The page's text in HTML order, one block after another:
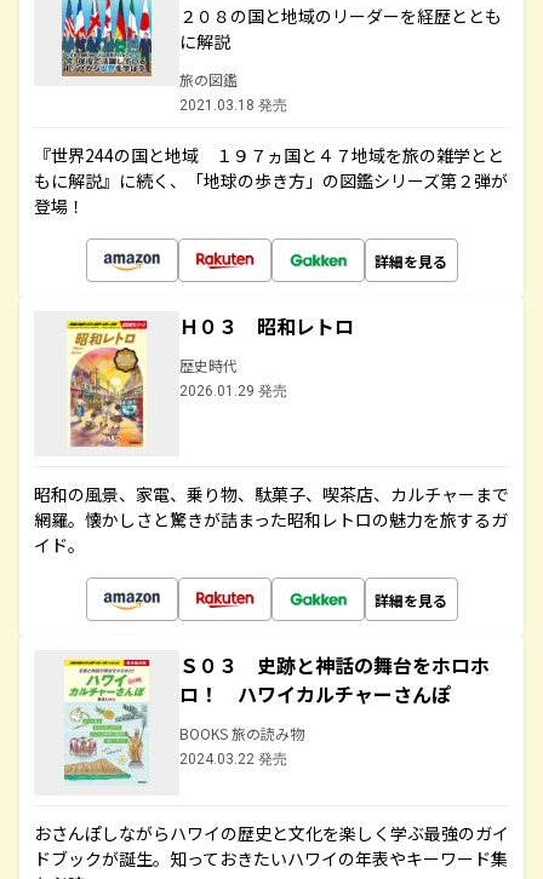
２０８の国と地域のリーダーを経歴ととも
に解説
旅の図鑑
2021.03.18 発売
『世界244の国と地域 １９７ヵ国と４７地域を旅の雑学とと
もに解説』に続く、「地球の歩き方」の図鑑シリーズ第２弾が
登場！
詳細を見る
Ｈ０３ 昭和レトロ
歴史時代
2026.01.29 発売
昭和の風景、家電、乗り物、駄菓子、喫茶店、カルチャーまで
網羅。懐かしさと驚きが詰まった昭和レトロの魅力を旅するガ
イド。
詳細を見る
Ｓ０３ 史跡と神話の舞台をホロホ
ロ！ ハワイカルチャーさんぽ
BOOKS 旅の読み物
2024.03.22 発売
おさんぽしながらハワイの歴史と文化を楽しく学ぶ最強のガイ
ドブックが誕生。知っておきたいハワイの年表やキーワード集